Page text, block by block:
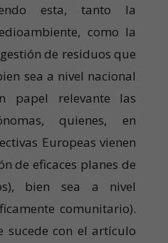
esta, tanto la
como la
de residuos que
sea a nivel nacional
papel relevante las
quienes, en
Europeas vienen
de eficaces planes de
bien sea a nivel
comunitario).
sucede con el artículo